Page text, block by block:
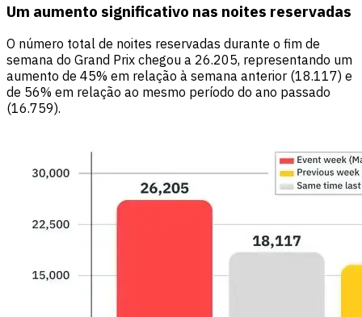
Um aumento significativo nas noites reservadas
O número total de noites reservadas durante o fim de
semana do Grand Prix chegou a 26.205, representando um
aumento de 45% em relação à semana anterior (18.117) e
de 56% em relação ao mesmo período do ano passado
(16.759).